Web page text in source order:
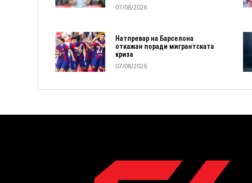
07/08/2026
Натпревар на Барселона
откажан поради мигрантската
криза
07/08/2026